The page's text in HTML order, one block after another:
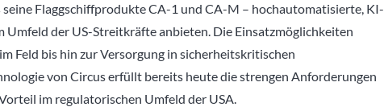
Flaggschiffprodukte CA-1 und CA-M – hochautomatisierte, KI-
der US-Streitkräfte anbieten. Die Einsatzmöglichkeiten
Feld bis hin zur Versorgung in sicherheitskritischen
von Circus erfüllt bereits heute die strengen Anforderungen
im regulatorischen Umfeld der USA.